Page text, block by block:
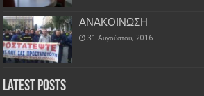
ΑΝΑΚΟΙΝΩΣΗ
31 Αυγούστου, 2016
Latest Posts